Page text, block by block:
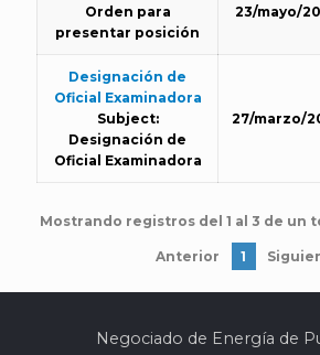
Orden para
presentar posición
23/mayo/
Designación de
Oficial Examinadora
Subject:
Designación de
Oficial Examinadora
27/marzo/
Mostrando registros del 1 al 3 de un
Anterior 1
Negociado de Energía de